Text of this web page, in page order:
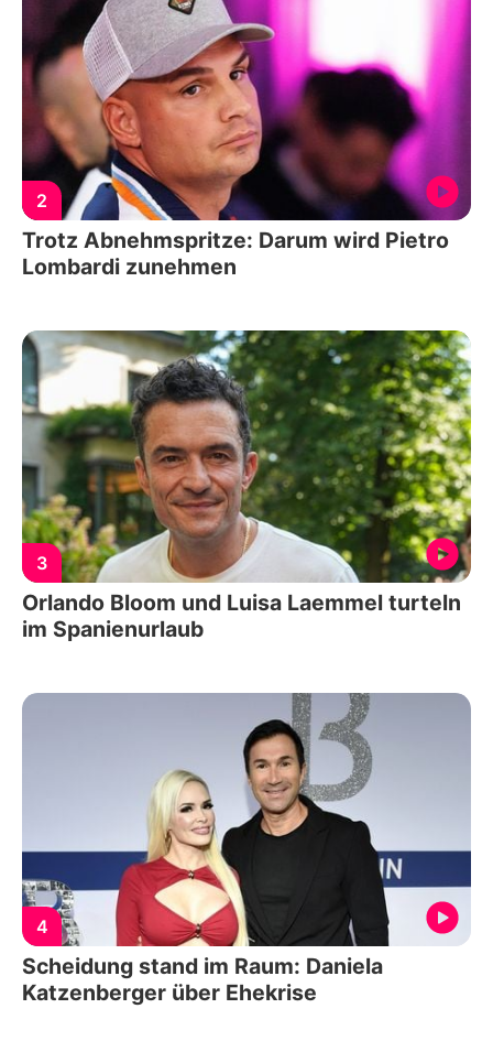
2
Trotz Abnehmspritze: Darum wird Pietro
Lombardi zunehmen
3
Orlando Bloom und Luisa Laemmel turteln
im Spanienurlaub
4
Scheidung stand im Raum: Daniela
Katzenberger über Ehekrise